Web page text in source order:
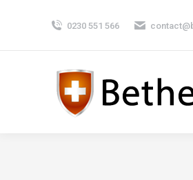
0230 551 566